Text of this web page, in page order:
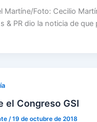
Martíne/Foto: Cecilio
& PR dio la noticia de que
el Congreso GSI
/19 de octubre de 2018